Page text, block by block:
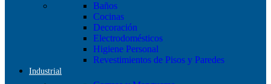
Baños
Cocinas
Decoración
Electrodomésticos
Higiene Personal
Revestimientos de Pisos y Paredes
Industrial